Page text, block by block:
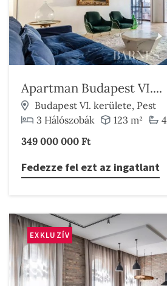
Apartman Budapest VI....
Budapest VI. kerülete, Pest
3 Hálószobák
123 m²
4
349 000 000 Ft
Fedezze fel ezt az ingatlant
EXKLUZÍV